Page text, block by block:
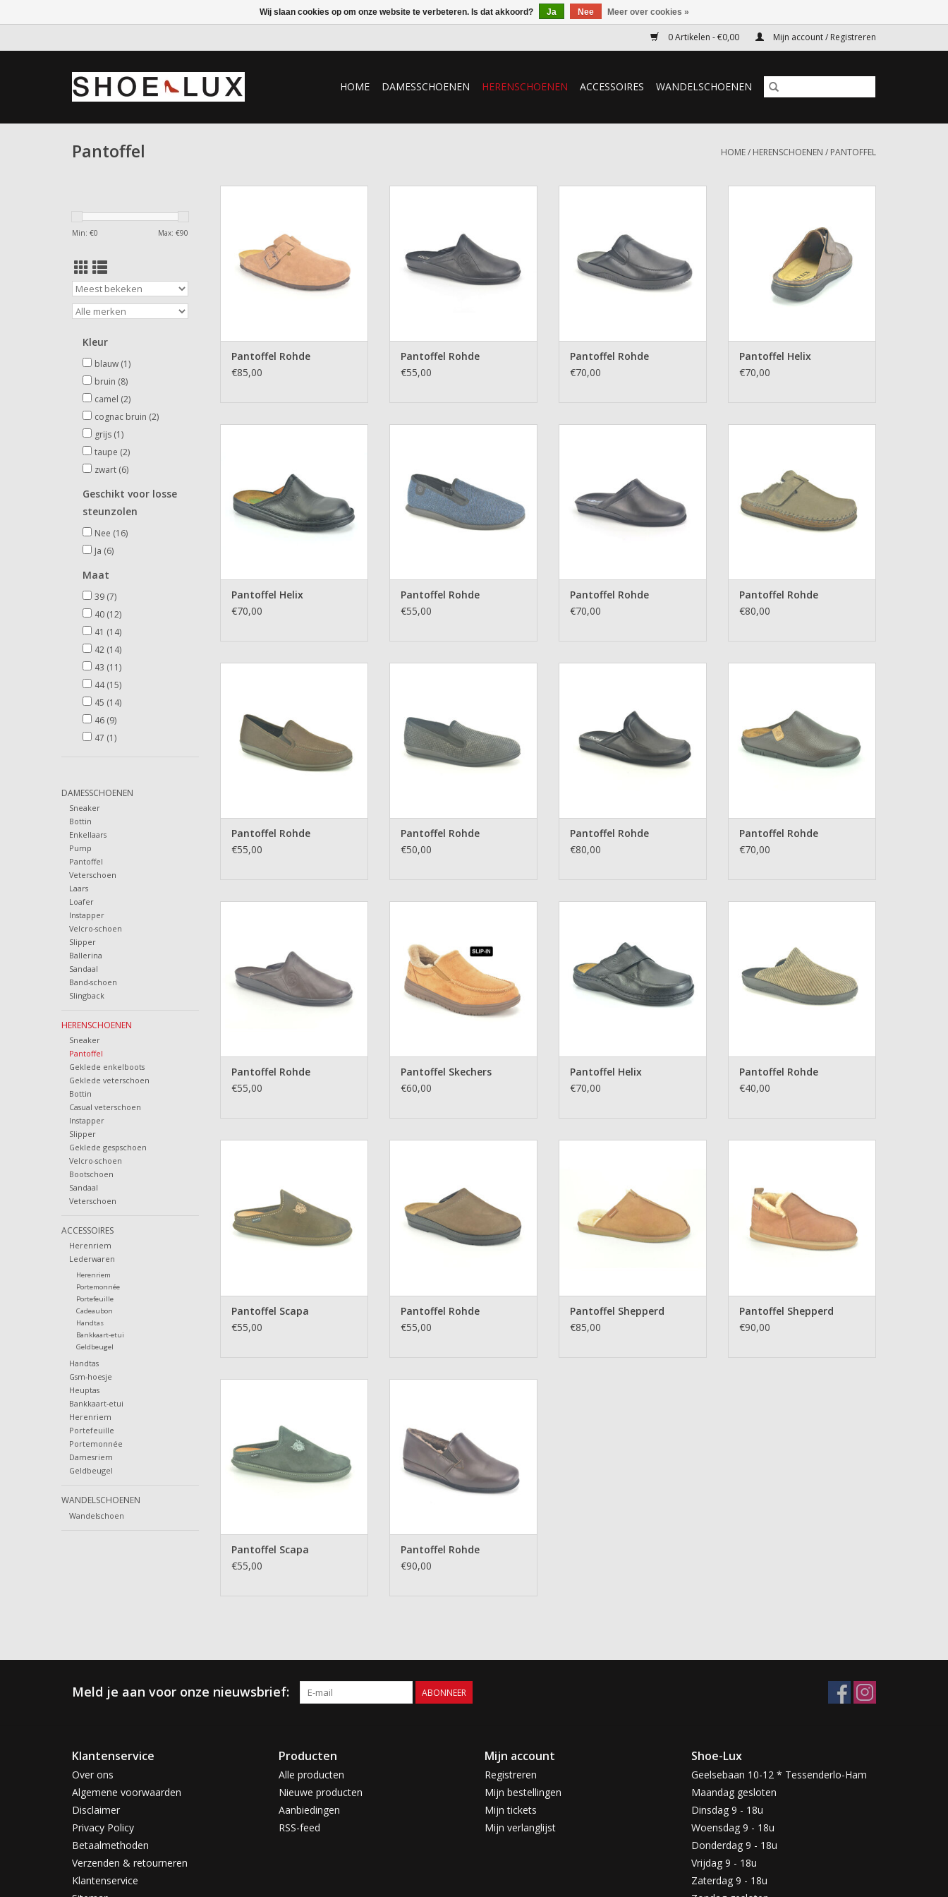
0 Artikelen - €0,00 Mijn account / Registreren
HOME DAMESSCHOENEN HERENSCHOENEN ACCESSOIRES WANDELSCHOENEN
Pantoffel HOME/ HERENSCHOENEN / PANTOFFEL
Min: €0 Max: €90
Kleur
blauw (1)
bruin (8)
camel (2)
cognac bruin (2)
grijs (1)
taupe (2)
zwart (6)
Geschikt voor losse
steunzolen
Nee (16)
Ja (6)
Maat
39 (7)
40 (12)
41 (14)
42 (14)
43 (11)
44(15)
45 (14)
46 (9)
47 (1)
DAMESSCHOENEN
Sneaker
Bottin
Enkellaars
Pump
Pantoffel
Veterschoen
Laars
Loafer
Instapper
Velcro-schoen
Slipper
Ballerina
Sandaal
Band-schoen
Slingback
HERENSCHOENEN
Sneaker
Pantoffel
Geklede enkelboots
Geklede veterschoen
Bottin
Casual veterschoen
Instapper
Slipper
Geklede gespschoen
Velcro-schoen
Bootschoen
Sandaal
Veterschoen
ACCESSOIRES
Herenriem
Lederwaren
Herenriem
Portemonnée
Portefeuille
Cadeaubon
Handtas
Bankkaart-etui
Geldbeugel
Handtas
Gsm-hoesje
Heuptas
Bankkaart-etui
Herenriem
Portefeuille
Portemonnée
Damesriem
Geldbeugel
WANDELSCHOENEN
Wandelschoen
Pantoffel Rohde
€85,00
Pantoffel Rohde
€55,00
Pantoffel Rohde
€70,00
Pantoffel Helix
€70,00
Pantoffel Helix
€70,00
Pantoffel Rohde
€55,00
Pantoffel Rohde
€70,00
Pantoffel Rohde
€80,00
Pantoffel Rohde
€55,00
Pantoffel Rohde
€50,00
Pantoffel Rohde
€80,00
Pantoffel Rohde
€70,00
Pantoffel Rohde
€55,00
Pantoffel Skechers
€60,00
Pantoffel Helix
€70,00
Pantoffel Rohde
€40,00
Pantoffel Scapa
€55,00
Pantoffel Rohde
€55,00
Pantoffel Shepperd
€85,00
Pantoffel Shepperd
€90,00
Pantoffel Scapa
€55,00
Pantoffel Rohde
€90,00
Meld je aan voor onze nieuwsbrief: ABONNEER
Klantenservice
Over ons
Algemene voorwaarden
Disclaimer
Privacy Policy
Betaalmethoden
Verzenden & retourneren
Klantenservice
Producten
Alle producten
Nieuwe producten
Aanbiedingen
RSS-feed
Mijn account
Registreren
Mijn bestellingen
Mijn tickets
Mijn verlanglijst
Shoe-Lux
Geelsebaan 10-12 * Tessenderlo-Ham
Maandag gesloten
Dinsdag 9 - 18u
Woensdag 9 - 18u
Donderdag 9 - 18u
Vrijdag 9 - 18u
Zaterdag 9 - 18u
Wij slaan cookies op om onze website te verbeteren. Is dat akkoord? Ja Nee Meer over cookies »